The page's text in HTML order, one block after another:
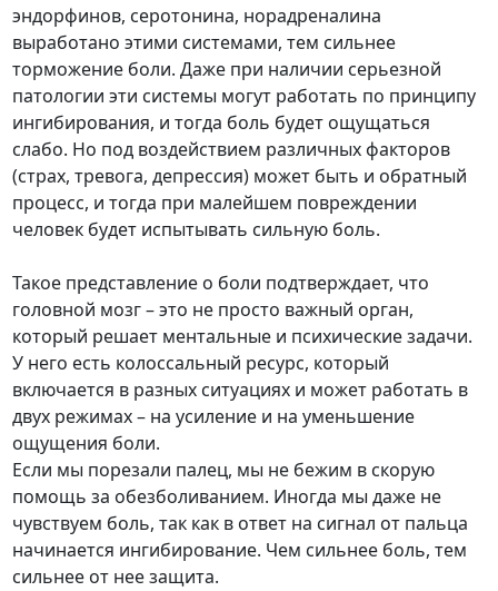
эндорфинов, серотонина, норадреналина
выработано этими системами, тем сильнее
торможение боли. Даже при наличии серьезной
патологии эти системы могут работать по принципу
ингибирования, и тогда боль будет ощущаться
слабо. Но под воздействием различных факторов
(страх, тревога, депрессия) может быть и обратный
процесс, и тогда при малейшем повреждении
человек будет испытывать сильную боль.
Такое представление о боли подтверждает, что
головной мозг – это не просто важный орган,
который решает ментальные и психические задачи.
У него есть колоссальный ресурс, который
включается в разных ситуациях и может работать в
двух режимах – на усиление и на уменьшение
ощущения боли.
Если мы порезали палец, мы не бежим в скорую
помощь за обезболиванием. Иногда мы даже не
чувствуем боль, так как в ответ на сигнал от пальца
начинается ингибирование. Чем сильнее боль, тем
сильнее от нее защита.